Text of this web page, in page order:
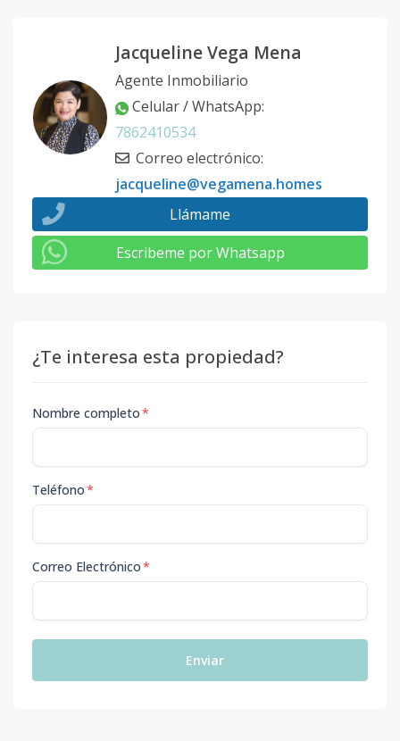
Jacqueline Vega Mena
Agente Inmobiliario
Celular / WhatsApp:
7862410534
Correo electrónico:
jacqueline@vegamena.homes
Llámame
Escribeme por Whatsapp
¿Te interesa esta propiedad?
Nombre completo*
Teléfono*
Correo Electrónico*
Enviar